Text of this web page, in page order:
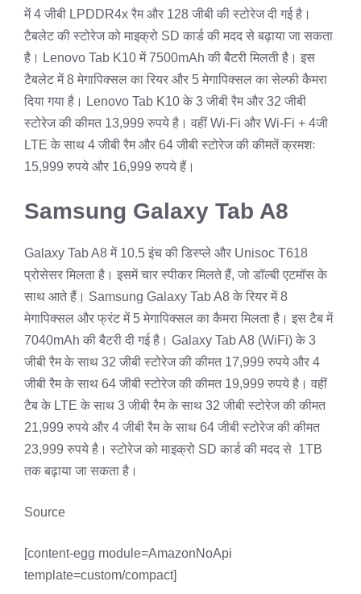
में 4 जीबी LPDDR4x रैम और 128 जीबी की स्टोरेज दी गई है।
टैबलेट की स्टोरेज को माइक्रो SD कार्ड की मदद से बढ़ाया जा सकता
है। Lenovo Tab K10 में 7500mAh की बैटरी मिलती है। इस
टैबलेट में 8 मेगापिक्सल का रियर और 5 मेगापिक्सल का सेल्फी कैमरा
दिया गया है। Lenovo Tab K10 के 3 जीबी रैम और 32 जीबी
स्टोरेज की कीमत 13,999 रुपये है। वहीं Wi-Fi और Wi-Fi + 4जी
LTE के साथ 4 जीबी रैम और 64 जीबी स्टोरेज की कीमतें क्रमशः
15,999 रुपये और 16,999 रुपये हैं।
Samsung Galaxy Tab A8
Galaxy Tab A8 में 10.5 इंच की डिस्प्ले और Unisoc T618
प्रोसेसर मिलता है। इसमें चार स्पीकर मिलते हैं, जो डॉल्बी एटमॉस के
साथ आते हैं। Samsung Galaxy Tab A8 के रियर में 8
मेगापिक्सल और फ्रंट में 5 मेगापिक्सल का कैमरा मिलता है। इस टैब में
7040mAh की बैटरी दी गई है। Galaxy Tab A8 (WiFi) के 3
जीबी रैम के साथ 32 जीबी स्टोरेज की कीमत 17,999 रुपये और 4
जीबी रैम के साथ 64 जीबी स्टोरेज की कीमत 19,999 रुपये है। वहीं
टैब के LTE के साथ 3 जीबी रैम के साथ 32 जीबी स्टोरेज की कीमत
21,999 रुपये और 4 जीबी रैम के साथ 64 जीबी स्टोरेज की कीमत
23,999 रुपये है। स्टोरेज को माइक्रो SD कार्ड की मदद से 1TB
तक बढ़ाया जा सकता है।
Source
[content-egg module=AmazonNoApi
template=custom/compact]